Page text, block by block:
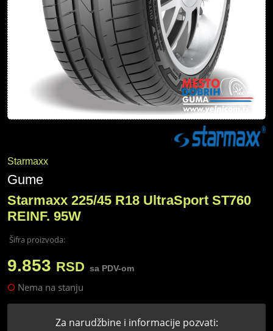
Starmaxx
Gume
Starmaxx 225/45 R18 UltraSport ST760
REINF. 95W
Šifra proizvoda:
9.853 RSD sa PDV-om
Nema na stanju
Za narudžbine i informacije pozvati: